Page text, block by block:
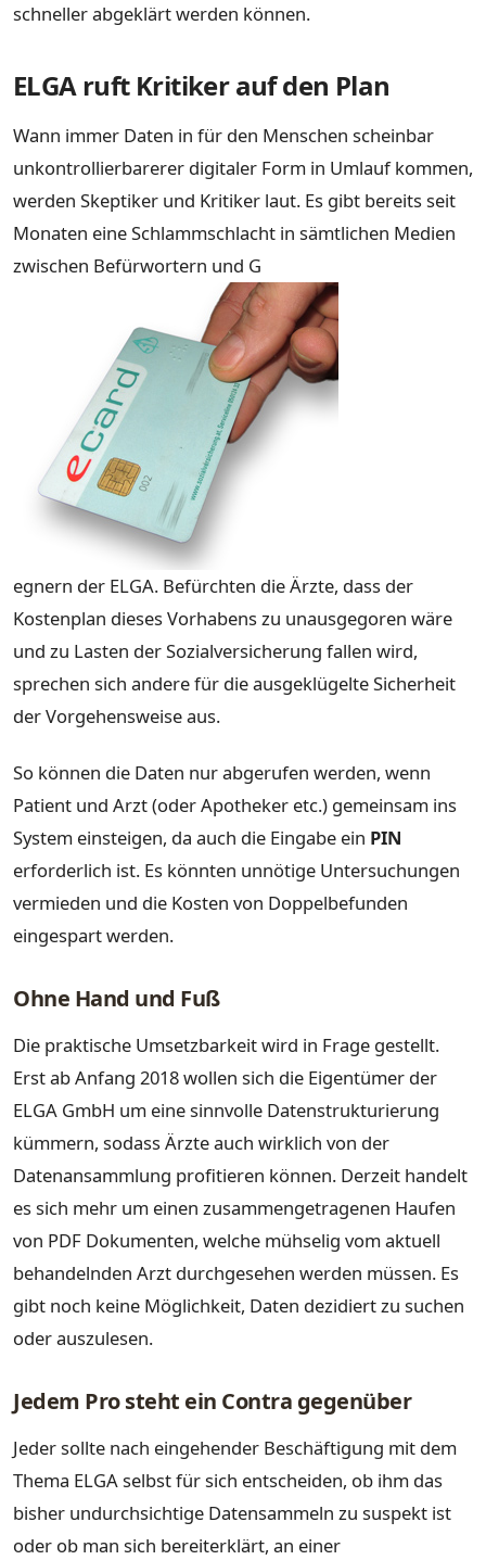
schneller abgeklärt werden können.
ELGA ruft Kritiker auf den Plan
Wann immer Daten in für den Menschen scheinbar
unkontrollierbarerer digitaler Form in Umlauf kommen,
werden Skeptiker und Kritiker laut. Es gibt bereits seit
Monaten eine Schlammschlacht in sämtlichen Medien
zwischen Befürwortern und G
egnern der ELGA. Befürchten die Ärzte, dass der
Kostenplan dieses Vorhabens zu unausgegoren wäre
und zu Lasten der Sozialversicherung fallen wird,
sprechen sich andere für die ausgeklügelte Sicherheit
der Vorgehensweise aus.
So können die Daten nur abgerufen werden, wenn
Patient und Arzt (oder Apotheker etc.) gemeinsam ins
System einsteigen, da auch die Eingabe ein PIN
erforderlich ist. Es könnten unnötige Untersuchungen
vermieden und die Kosten von Doppelbefunden
eingespart werden.
Ohne Hand und Fuß
Die praktische Umsetzbarkeit wird in Frage gestellt.
Erst ab Anfang 2018 wollen sich die Eigentümer der
ELGA GmbH um eine sinnvolle Datenstrukturierung
kümmern, sodass Ärzte auch wirklich von der
Datenansammlung profitieren können. Derzeit handelt
es sich mehr um einen zusammengetragenen Haufen
von PDF Dokumenten, welche mühselig vom aktuell
behandelnden Arzt durchgesehen werden müssen. Es
gibt noch keine Möglichkeit, Daten dezidiert zu suchen
oder auszulesen.
Jedem Pro steht ein Contra gegenüber
Jeder sollte nach eingehender Beschäftigung mit dem
Thema ELGA selbst für sich entscheiden, ob ihm das
bisher undurchsichtige Datensammeln zu suspekt ist
oder ob man sich bereiterklärt, an einer